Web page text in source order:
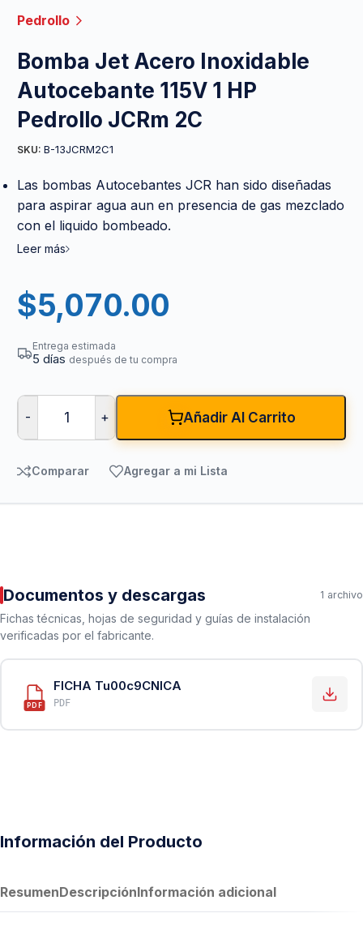
Pedrollo
Bomba Jet Acero Inoxidable
Autocebante 115V 1 HP
Pedrollo JCRm 2C
SKU: B-13JCRM2C1
Las bombas Autocebantes JCR han sido diseñadas
para aspirar agua aun en presencia de gas mezclado
con el liquido bombeado.
Leer más
$5,070.00
Entrega estimada
5 días después de tu compra
- + Añadir Al Carrito
Comparar Agregar a mi Lista
Documentos y descargas 1 archivo
Fichas técnicas, hojas de seguridad y guías de instalación
verificadas por el fabricante.
PDF
FICHA Tu00c9CNICA
PDF
Información del Producto
ResumenDescripciónInformación adicional